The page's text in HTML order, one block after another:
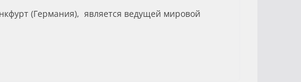
(Германия), является ведущей мировой